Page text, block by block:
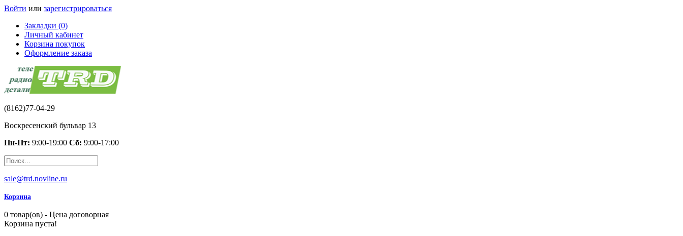
Войти или зарегистрироваться
Закладки (0)
Личный кабинет
Корзина покупок
Оформление заказа
(8162)77-04-29
Воскресенский бульвар 13
Пн-Пт: 9:00-19:00 Сб: 9:00-17:00
sale@trd.novline.ru
Корзина
0 товар(ов) - Цена договорная
Корзина пуста!